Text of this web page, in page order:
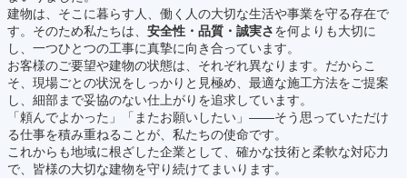
建物は、そこに暮らす人、働く人の大切な生活や事業を守る存在で
す。そのため私たちは、 安全性・品質・誠実さを何よりも大切に
し、一つひとつの工事に真摯に向き合っています。
お客様のご要望や建物の状態は、それぞれ異なります。だからこ
そ、現場ごとの状況をしっかりと見極め、最適な施工方法をご提案
し、細部まで妥協のない仕上がりを追求しています。
「頼んでよかった」「またお願いしたい」——そう思っていただけ
る仕事を積み重ねることが、私たちの使命です。
これからも地域に根ざした企業として、確かな技術と柔軟な対応力
で、皆様の大切な建物を守り続けてまいります。